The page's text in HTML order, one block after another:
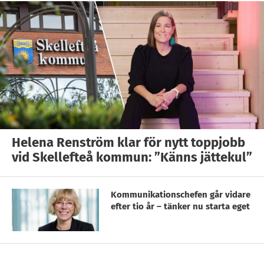
Helena Renström klar för nytt toppjobb
vid Skellefteå kommun: ”Känns jättekul”
Kommunikationschefen går vidare
efter tio år – tänker nu starta eget